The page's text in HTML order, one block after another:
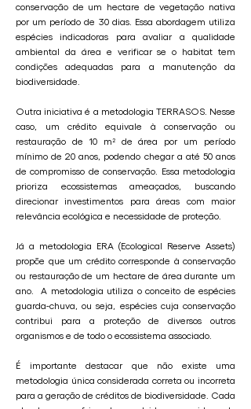
conservação de um hectare de vegetação nativa
por um período de 30 dias. Essa abordagem utiliza
espécies indicadoras para avaliar a qualidade
ambiental da área e verificar se o habitat tem
condições adequadas para a manutenção da
biodiversidade.
Outra iniciativa é a metodologia TERRASOS. Nesse
caso, um crédito equivale à conservação ou
restauração de 10 m² de área por um período
mínimo de 20 anos, podendo chegar a até 50 anos
de compromisso de conservação. Essa metodologia
prioriza ecossistemas ameaçados, buscando
direcionar investimentos para áreas com maior
relevância ecológica e necessidade de proteção.
Já a metodologia ERA (Ecological Reserve Assets)
propõe que um crédito corresponde à conservação
ou restauração de um hectare de área durante um
ano. A metodologia utiliza o conceito de espécies
guarda-chuva, ou seja, espécies cuja conservação
contribui para a proteção de diversos outros
organismos e de todo o ecossistema associado.
É importante destacar que não existe uma
metodologia única considerada correta ou incorreta
para a geração de créditos de biodiversidade. Cada